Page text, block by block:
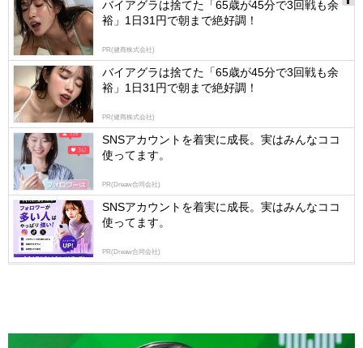
バイアグラは捨てた「65歳が45分で3回戦も余
裕」1日31円で朝まで絶好調！
PR(健商株式会社)
バイアグラは捨てた「65歳が45分で3回戦も余
裕」1日31円で朝まで絶好調！
PR(健商株式会社)
SNSアカウントを着実に成長。実はみんなココ
使ってます。
PR(Dreaw合同会社)
SNSアカウントを着実に成長。実はみんなココ
使ってます。
PR(Dreaw合同会社)